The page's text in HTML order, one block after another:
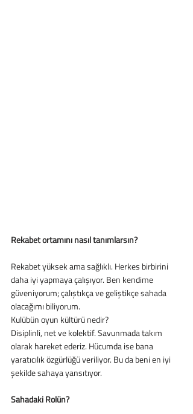
Rekabet ortamını nasıl tanımlarsın?
Rekabet yüksek ama sağlıklı. Herkes birbirini
daha iyi yapmaya çalışıyor. Ben kendime
güveniyorum; çalıştıkça ve geliştikçe sahada
olacağımı biliyorum.
Kulübün oyun kültürü nedir?
Disiplinli, net ve kolektif. Savunmada takım
olarak hareket ederiz. Hücumda ise bana
yaratıcılık özgürlüğü veriliyor. Bu da beni en iyi
şekilde sahaya yansıtıyor.
Sahadaki Rolün?